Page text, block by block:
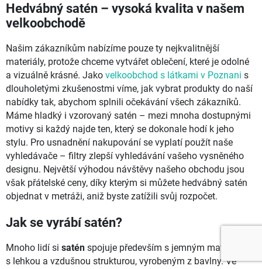
Hedvábný satén – vysoká kvalita v našem
velkoobchodě
Našim zákazníkům nabízíme pouze ty nejkvalitnější
materiály, protože chceme vytvářet oblečení, které je odolné
a vizuálně krásné. Jako velkoobchod s látkami v Poznani s
dlouholetými zkušenostmi víme, jak vybrat produkty do naší
nabídky tak, abychom splnili očekávání všech zákazníků.
Máme hladký i vzorovaný satén – mezi mnoha dostupnými
motivy si každý najde ten, který se dokonale hodí k jeho
stylu. Pro usnadnění nakupování se vyplatí použít naše
vyhledávače – filtry zlepší vyhledávání vašeho vysněného
designu. Největší výhodou návštěvy našeho obchodu jsou
však přátelské ceny, díky kterým si můžete hedvábný satén
objednat v metráži, aniž byste zatížili svůj rozpočet.
Jak se vyrábí satén?
Mnoho lidí si satén spojuje především s jemným materiálem
s lehkou a vzdušnou strukturou, vyrobeným z bavlny. Ve